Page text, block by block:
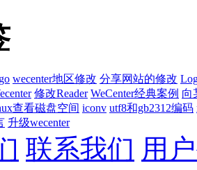
wecenter地区修改 分享网站的修改
修改Reader WeCenter经典案例 向
查看磁盘空间 iconv utf8和gb2312编码
升级wecenter
联系我们 用